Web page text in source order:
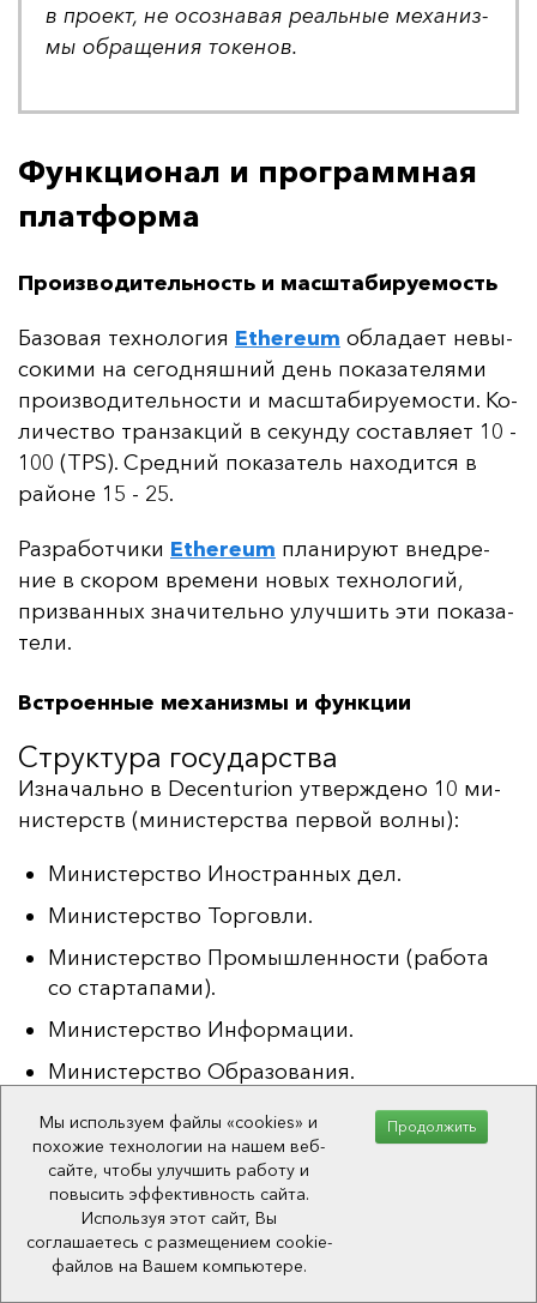
в про­ект, не осоз­на­вая ре­аль­ные ме­ха­низ­
мы об­ра­ще­ния то­ке­нов.
Функционал и программная
платформа
Производительность и масштабируемость
Ба­зо­вая тех­но­ло­гия Ethereum об­ла­да­ет не­вы­
со­ки­ми на се­год­няш­ний день по­ка­за­те­ля­ми
про­из­во­ди­тель­нос­ти и мас­шта­би­ру­емос­ти. Ко­
ли­чес­тво тран­зак­ций в се­кун­ду сос­тав­ля­ет 10 -
100 (TPS). Сред­ний по­ка­за­тель на­хо­дит­ся в
рай­оне 15 - 25.
Раз­ра­бот­чи­ки Ethereum пла­ни­ру­ют внед­ре­
ние в ско­ром вре­ме­ни но­вых тех­но­ло­гий,
приз­ван­ных зна­чи­тель­но улуч­шить эти по­ка­за­
те­ли.
Встроенные механизмы и функции
Структура государства
Из­на­чаль­но в Decenturion ут­вер­жде­но 10 ми­
нис­терств (ми­нис­терс­тва пер­вой вол­ны):
Министерство Иностранных дел.
Министерство Торговли.
Министерство Промышленности (работа
со стартапами).
Министерство Информации.
Министерство Образования.
Министерство Административных дел
(разработка ПО, служба технической
поддержки и т. п.).
Министерство Труда.
Министерство Финансов
Мы используем файлы «cookies» и
похожие технологии на нашем веб-
сайте, чтобы улучшить работу и
повысить эффективность сайта.
Используя этот сайт, Вы
соглашаетесь с размещением cookie-
файлов на Вашем компьютере.
Продолжить